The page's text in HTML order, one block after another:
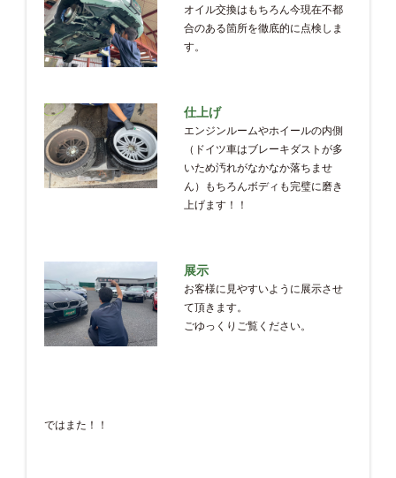
オイル交換はもちろん今現在不都
合のある箇所を徹底的に点検しま
す。
仕上げ
エンジンルームやホイールの内側
（ドイツ車はブレーキダストが多
いため汚れがなかなか落ちませ
ん）もちろんボディも完璧に磨き
上げます！！
展示
お客様に見やすいように展示させ
て頂きます。
ごゆっくりご覧ください。
ではまた！！